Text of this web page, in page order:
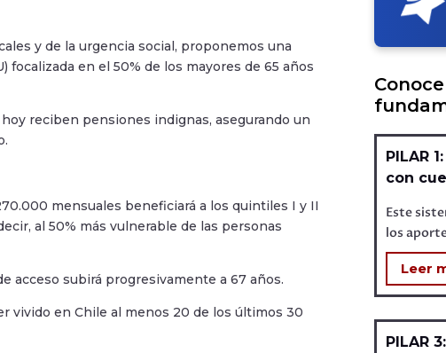
y de la urgencia social, proponemos una
focalizada en el 50% de los mayores de 65 años
reciben pensiones indignas, asegurando un
mensuales beneficiará a los quintiles I y II
al 50% más vulnerable de las personas
acceso subirá progresivamente a 67 años.
vivido en Chile al menos 20 de los últimos 30
PILAR
con
Este
los
Leer
PILAR